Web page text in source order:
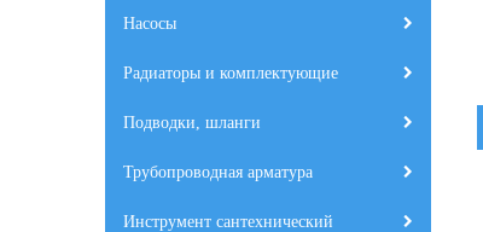
Насосы
Радиаторы и комплектующие
Подводки, шланги
Трубопроводная арматура
Инструмент сантехнический